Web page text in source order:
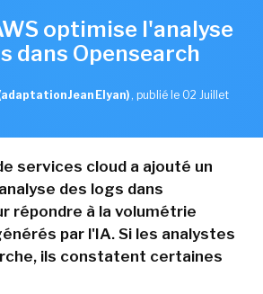
optimise l'analyse
dans Opensearch
Jean Elyan) , publié le 02 Juillet
services cloud a ajouté un
des logs dans
répondre à la volumétrie
par l'IA. Si les analystes
ils constatent certaines